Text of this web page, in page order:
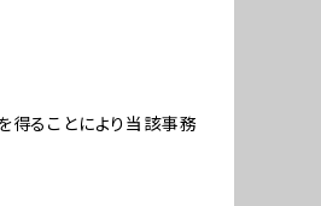
得ることにより当該事務